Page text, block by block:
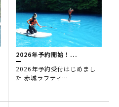
2026年予約開始！...
2026年予約受付はじめまし
た 赤城ラフティ…